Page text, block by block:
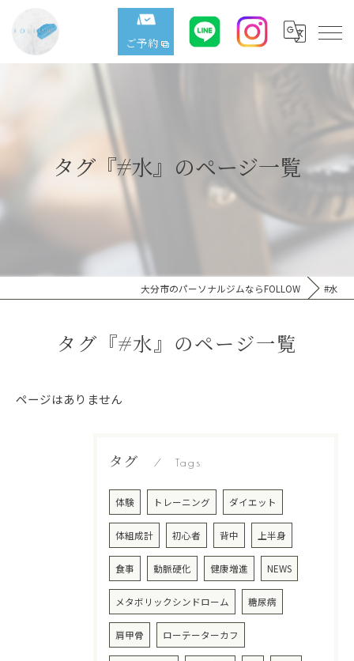
ご予約
タグ『#水』のページ一覧
大分市のパーソナルジムならFOLLOW #水
タグ『#水』のページ一覧
ページはありません
タグ Tags
体験 トレーニング ダイエット
体組成計 初心者 背中 上半身
食事 動脈硬化 健康増進 NEWS
メタボリックシンドローム 糖尿病
肩甲骨 ローテーターカフ